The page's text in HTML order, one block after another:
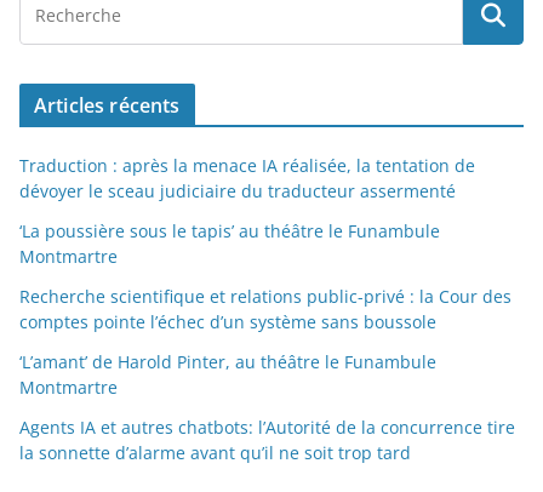
Articles récents
Traduction : après la menace IA réalisée, la tentation de
dévoyer le sceau judiciaire du traducteur assermenté
‘La poussière sous le tapis’ au théâtre le Funambule
Montmartre
Recherche scientifique et relations public-privé : la Cour des
comptes pointe l’échec d’un système sans boussole
‘L’amant’ de Harold Pinter, au théâtre le Funambule
Montmartre
Agents IA et autres chatbots: l’Autorité de la concurrence tire
la sonnette d’alarme avant qu’il ne soit trop tard